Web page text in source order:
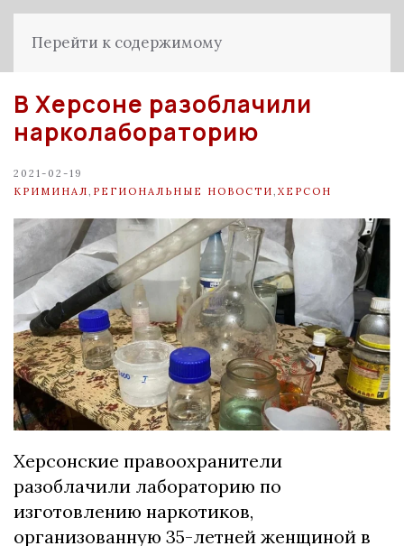
Перейти к содержимому
В Херсоне разоблачили
нарколабораторию
2021-02-19
КРИМИНАЛ РЕГИОНАЛЬНЫЕ НОВОСТИ ХЕРСОН
Херсонские правоохранители
разоблачили лабораторию по
изготовлению наркотиков,
организованную 35-летней женщиной в